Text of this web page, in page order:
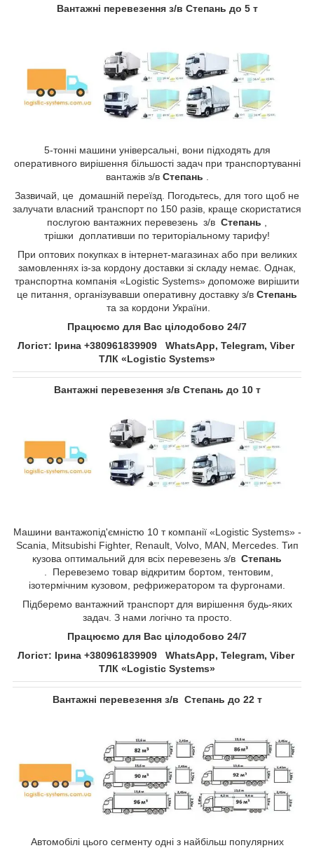
Вантажні перевезення з/в Степань до 5 т
5-тонні машини універсальні, вони підходять для
оперативного вирішення більшості задач при транспортуванні
вантажів з/в Степань​​​​​​​ .
Зазвичай, це домашній переїзд. Погодьтесь, для того щоб не
залучати власний транспорт по 150 разів, краще скористатися
послугою вантажних перевезень з/в Степань​​​​​​​ ,
трішки доплативши по територіальному тарифу!
При оптових покупках в інтернет-магазинах або при великих
замовленнях із-за кордону доставки зі складу немає. Однак,
транспортна компанія «Logistic Systems» допоможе вирішити
це питання, організувавши оперативну доставку з/в Степань​​​​​​​
та за кордони України.
Працюємо для Вас цілодобово 24/7
Логіст: Ірина +380961839909 WhatsApp, Telegram, Viber
ТЛК «Logistic Systems»
Вантажні перевезення з/в Степань​​​​​​​ до 10 т
Машини вантажопід'ємністю 10 т компанії «Logistic Systems» -
Scania, Mitsubishi Fighter, Renault, Volvo, MAN, Mercedes. Тип
кузова оптимальний для всіх перевезень з/в Степань​​​​​​​
. Перевеземо товар відкритим бортом, тентовим,
ізотермічним кузовом, рефрижератором та фургонами.
Підберемо вантажний транспорт для вирішення будь-яких
задач. З нами логічно та просто.
Працюємо для Вас цілодобово 24/7
Логіст: Ірина +380961839909 WhatsApp, Telegram, Viber
ТЛК «Logistic Systems»
Вантажні перевезення з/в Степань​​​​​​​ до 22 т
Автомобілі цього сегменту одні з найбільш популярних